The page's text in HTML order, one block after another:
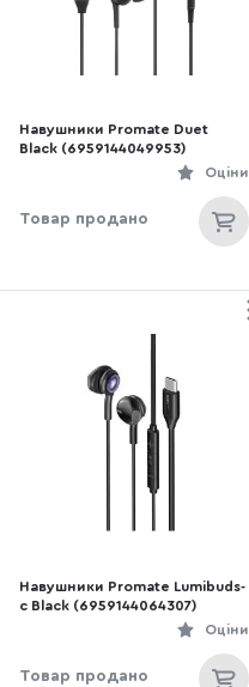
Навушники Promate Duet
Black (6959144049953)
Оціни
Товар продано
Навушники Promate Lumibuds-
c Black (6959144064307)
Оціни
Товар продано